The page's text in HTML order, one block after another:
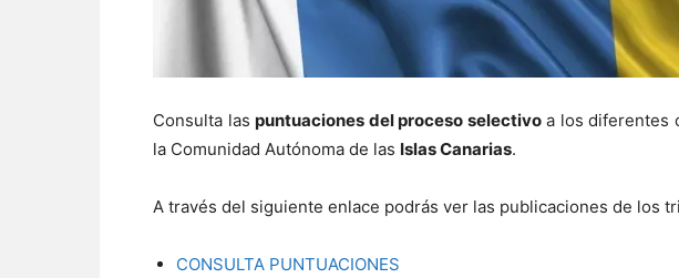
Consulta laspuntuaciones del proceso selectivoa los diferentes
la Comunidad Autónoma de las Islas Canarias.
A través del siguiente enlace podrás ver las publicaciones de los
CONSULTA PUNTUACIONES